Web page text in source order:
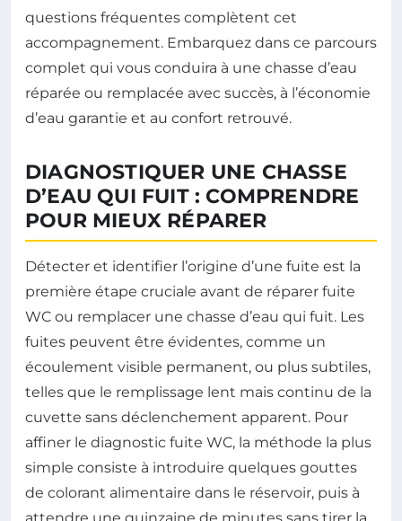
questions fréquentes complètent cet
accompagnement. Embarquez dans ce parcours
complet qui vous conduira à une chasse d’eau
réparée ou remplacée avec succès, à l’économie
d’eau garantie et au confort retrouvé.
DIAGNOSTIQUER UNE CHASSE
D’EAU QUI FUIT : COMPRENDRE
POUR MIEUX RÉPARER
Détecter et identifier l’origine d’une fuite est la
première étape cruciale avant de réparer fuite
WC ou remplacer une chasse d’eau qui fuit. Les
fuites peuvent être évidentes, comme un
écoulement visible permanent, ou plus subtiles,
telles que le remplissage lent mais continu de la
cuvette sans déclenchement apparent. Pour
affiner le diagnostic fuite WC, la méthode la plus
simple consiste à introduire quelques gouttes
de colorant alimentaire dans le réservoir, puis à